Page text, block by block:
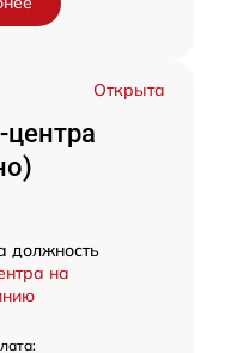
Открыта
должность
на